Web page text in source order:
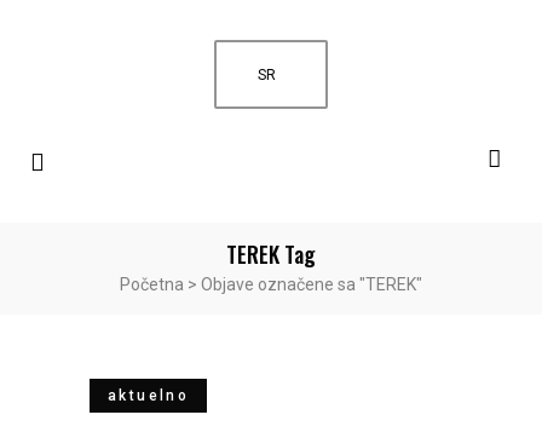
SR
TEREK Tag
Početna > Objave označene sa "TEREK"
aktuelno